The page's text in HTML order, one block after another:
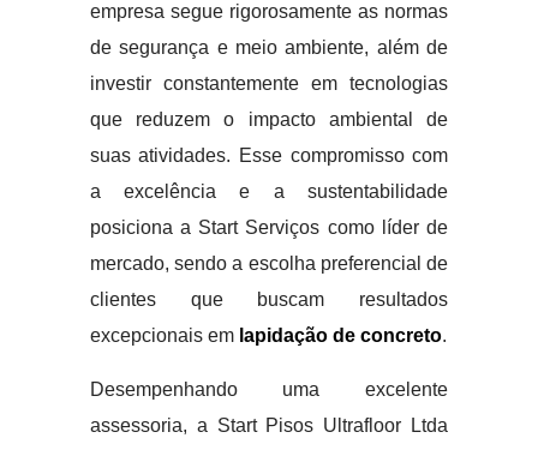
empresa segue rigorosamente as normas
de segurança e meio ambiente, além de
investir constantemente em tecnologias
que reduzem o impacto ambiental de
suas atividades. Esse compromisso com
a excelência e a sustentabilidade
posiciona a Start Serviços como líder de
mercado, sendo a escolha preferencial de
clientes que buscam resultados
excepcionais em lapidação de concreto.
Desempenhando uma excelente
assessoria, a Start Pisos Ultrafloor Ltda